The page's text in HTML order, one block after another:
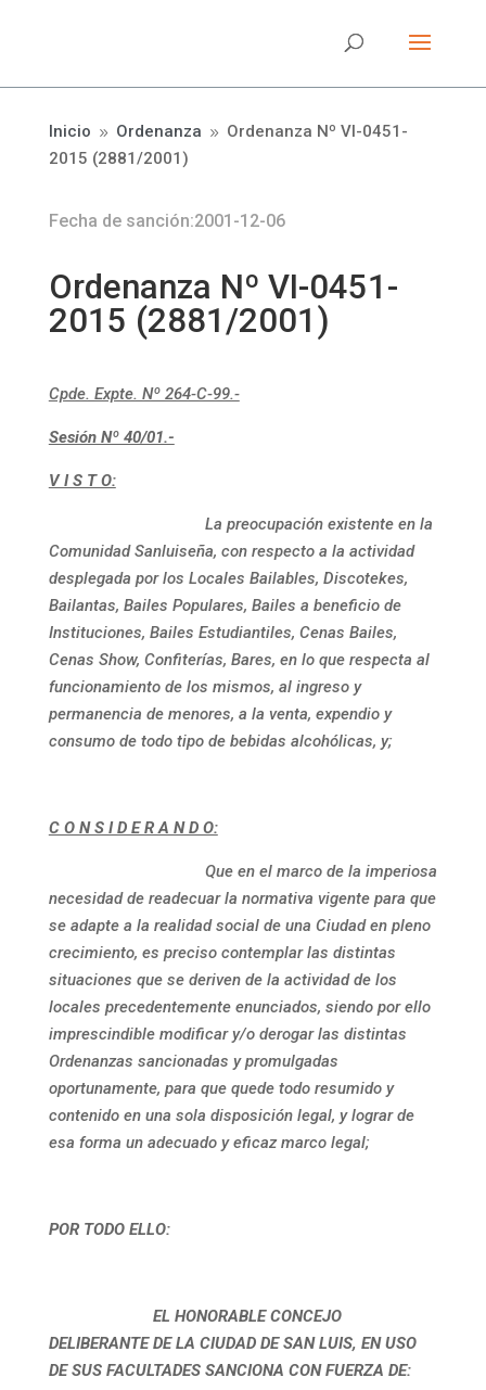
Inicio 9 Ordenanza 9 Ordenanza Nº VI-0451-
2015 (2881/2001)
Fecha de sanción:2001-12-06
Ordenanza Nº VI-0451-
2015 (2881/2001)
Cpde. Expte. Nº 264-C-99.-
Sesión Nº 40/01.-
V I S T O:
La preocupación existente en la
Comunidad Sanluiseña, con respecto a la actividad
desplegada por los Locales Bailables, Discotekes,
Bailantas, Bailes Populares, Bailes a beneficio de
Instituciones, Bailes Estudiantiles, Cenas Bailes,
Cenas Show, Confiterías, Bares, en lo que respecta al
funcionamiento de los mismos, al ingreso y
permanencia de menores, a la venta, expendio y
consumo de todo tipo de bebidas alcohólicas, y;
C O N S I D E R A N D O:
Que en el marco de la imperiosa
necesidad de readecuar la normativa vigente para que
se adapte a la realidad social de una Ciudad en pleno
crecimiento, es preciso contemplar las distintas
situaciones que se deriven de la actividad de los
locales precedentemente enunciados, siendo por ello
imprescindible modificar y/o derogar las distintas
Ordenanzas sancionadas y promulgadas
oportunamente, para que quede todo resumido y
contenido en una sola disposición legal, y lograr de
esa forma un adecuado y eficaz marco legal;
POR TODO ELLO:
EL HONORABLE CONCEJO
DELIBERANTE DE LA CIUDAD DE SAN LUIS, EN USO
DE SUS FACULTADES SANCIONA CON FUERZA DE: